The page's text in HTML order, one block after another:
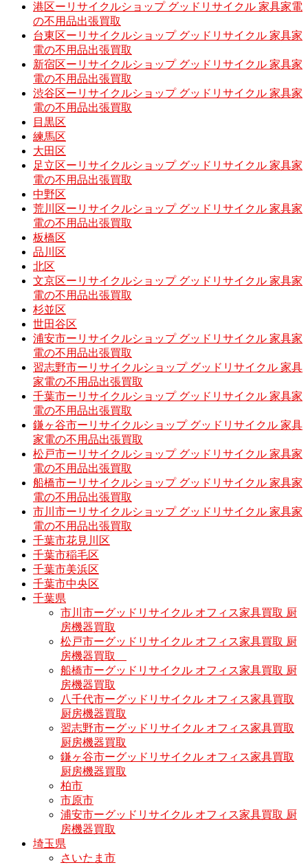
港区ーリサイクルショップ グッドリサイクル 家具家電
の不用品出張買取
台東区ーリサイクルショップ グッドリサイクル 家具家
電の不用品出張買取
新宿区ーリサイクルショップ グッドリサイクル 家具家
電の不用品出張買取
渋谷区ーリサイクルショップ グッドリサイクル 家具家
電の不用品出張買取
目黒区
練馬区
大田区
足立区ーリサイクルショップ グッドリサイクル 家具家
電の不用品出張買取
中野区
荒川区ーリサイクルショップ グッドリサイクル 家具家
電の不用品出張買取
板橋区
品川区
北区
文京区ーリサイクルショップ グッドリサイクル 家具家
電の不用品出張買取
杉並区
世田谷区
浦安市ーリサイクルショップ グッドリサイクル 家具家
電の不用品出張買取
習志野市ーリサイクルショップ グッドリサイクル 家具
家電の不用品出張買取
千葉市ーリサイクルショップ グッドリサイクル 家具家
電の不用品出張買取
鎌ヶ谷市ーリサイクルショップ グッドリサイクル 家具
家電の不用品出張買取
松戸市ーリサイクルショップ グッドリサイクル 家具家
電の不用品出張買取
船橋市ーリサイクルショップ グッドリサイクル 家具家
電の不用品出張買取
市川市ーリサイクルショップ グッドリサイクル 家具家
電の不用品出張買取
千葉市花見川区
千葉市稲毛区
千葉市美浜区
千葉市中央区
千葉県
市川市ーグッドリサイクル オフィス家具買取 厨
房機器買取
松戸市ーグッドリサイクル オフィス家具買取 厨
房機器買取
船橋市ーグッドリサイクル オフィス家具買取 厨
房機器買取
八千代市ーグッドリサイクル オフィス家具買取
厨房機器買取
習志野市ーグッドリサイクル オフィス家具買取
厨房機器買取
鎌ヶ谷市ーグッドリサイクル オフィス家具買取
厨房機器買取
柏市
市原市
浦安市ーグッドリサイクル オフィス家具買取 厨
房機器買取
埼玉県
さいたま市